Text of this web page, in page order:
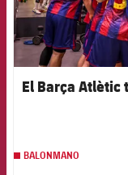
El Barça Atlètic
BALONMANO